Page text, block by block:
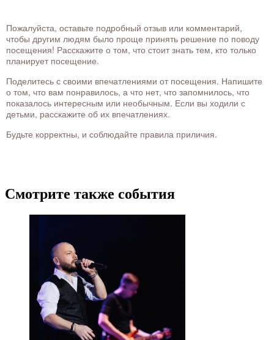
Пожалуйста, оставьте подробный отзыв или комментарий,
чтобы другим людям было проще принять решение по поводу
посещения! Расскажите о том, что стоит знать тем, кто только
планирует посещение.
Поделитесь с своими впечатлениями от посещения. Напишите
о том, что вам понравилось, а что нет, что запомнилось, что
показалось интересным или необычным. Если вы ходили с
детьми, расскажите об их впечатлениях.
Будьте корректны, и соблюдайте правила приличия.
Смотрите также события